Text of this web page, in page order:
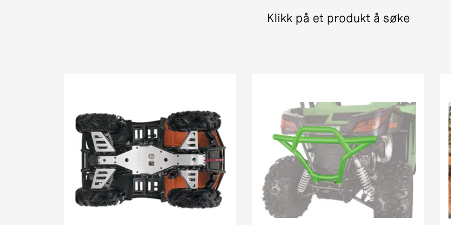
2007 Prowler + xt 7b 535
2008 400 pm street legal my new c8832
2008 500 3in1 street legal my
2008 500 street legal
2008 650 3in1 pm street legal my i
2008 650 h1 street legal 0bc69
2008 650 H1 TRV EFT PM Street Legal MY
2008 650 prowler xt street legal my
2008 700 Diesel EGR Street Legal MY
2009 1000 Cruiser PM
Klikk på et produkt å søke